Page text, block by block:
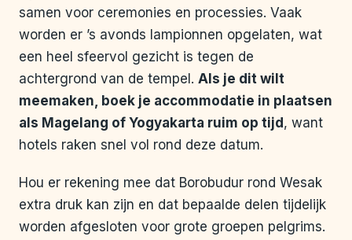
samen voor ceremonies en processies. Vaak
worden er ’s avonds lampionnen opgelaten, wat
een heel sfeervol gezicht is tegen de
achtergrond van de tempel. Als je dit wilt
meemaken, boek je accommodatie in plaatsen
als Magelang of Yogyakarta ruim op tijd , want
hotels raken snel vol rond deze datum.
Hou er rekening mee dat Borobudur rond Wesak
extra druk kan zijn en dat bepaalde delen tijdelijk
worden afgesloten voor grote groepen pelgrims.